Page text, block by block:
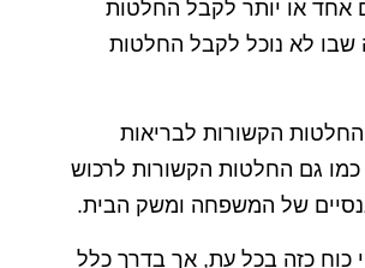
יותר לקבל החלטות
לקבל החלטות
הקשורות לבריאות
החלטות הקשורות לרכוש
של המשפחה ומשק הבית.
בכל עת, אך בדרך כלל